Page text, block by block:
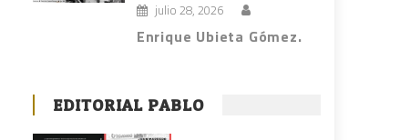
julio 28, 2026
Enrique Ubieta Gómez.
EDITORIAL PABLO